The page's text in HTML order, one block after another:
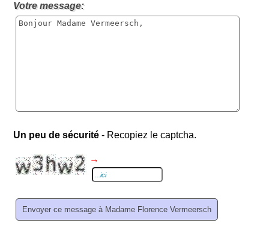
Votre message:
Un peu de sécurité - Recopiez le captcha.
→